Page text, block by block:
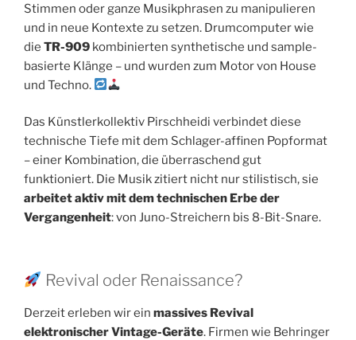
Stimmen oder ganze Musikphrasen zu manipulieren
und in neue Kontexte zu setzen. Drumcomputer wie
die TR-909 kombinierten synthetische und sample-
basierte Klänge – und wurden zum Motor von House
und Techno.
Das Künstlerkollektiv Pirschheidi verbindet diese
technische Tiefe mit dem Schlager-affinen Popformat
– einer Kombination, die überraschend gut
funktioniert. Die Musik zitiert nicht nur stilistisch, sie
arbeitet aktiv mit dem technischen Erbe der
Vergangenheit: von Juno-Streichern bis 8-Bit-Snare.
Revival oder Renaissance?
Derzeit erleben wir ein massives Revival
elektronischer Vintage-Geräte. Firmen wie Behringer